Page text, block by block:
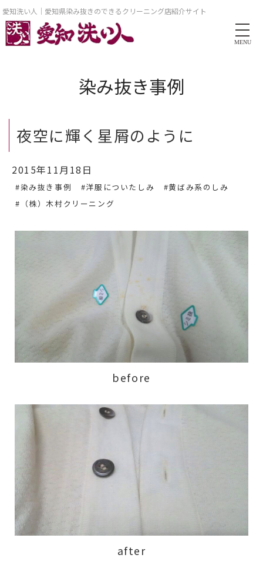
愛知洗い人｜愛知県染み抜きのできるクリーニング店紹介サイト
MENU
染み抜き事例
夜空に輝く星屑のように
2015年11月18日
#染み抜き事例 #洋服についたしみ
#黄ばみ系のしみ
#（株）木村クリーニング
before
after